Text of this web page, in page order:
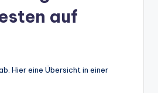
auf
Hier eine Übersicht in einer